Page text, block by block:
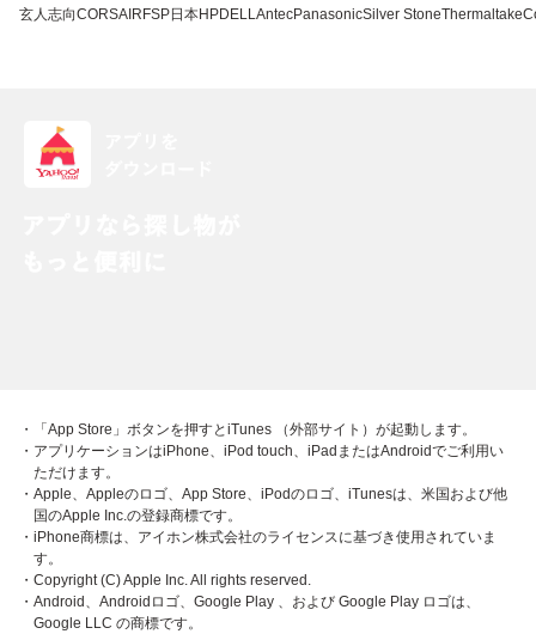
玄人志向CORSAIR FSP日本HPDELLAntecPanasonicSilver StoneThermaltake
・「App Store」ボタンを押すとiTunes （外部サイト）が起動します。
・アプリケーションはiPhone、iPod touch、iPadまたはAndroidでご利用い
ただけます。
・Apple、Appleのロゴ、App Store、iPodのロゴ、iTunesは、米国および他
国のApple Inc.の登録商標です。
・iPhone商標は、アイホン株式会社のライセンスに基づき使用されていま
す。
・Copyright (C) Apple Inc. All rights reserved.
・Android、Androidロゴ、Google Play 、および Google Play ロゴは、
Google LLC の商標です。